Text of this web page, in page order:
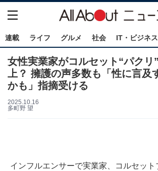
連載 ライフ グルメ 社会 IT・ビジネス
女性実業家がコルセット“パクリ
上？ 擁護の声多数も「性に言及
かも」指摘受ける
2025.10.16
多町野 望
インフルエンサーで実業家、コルセット